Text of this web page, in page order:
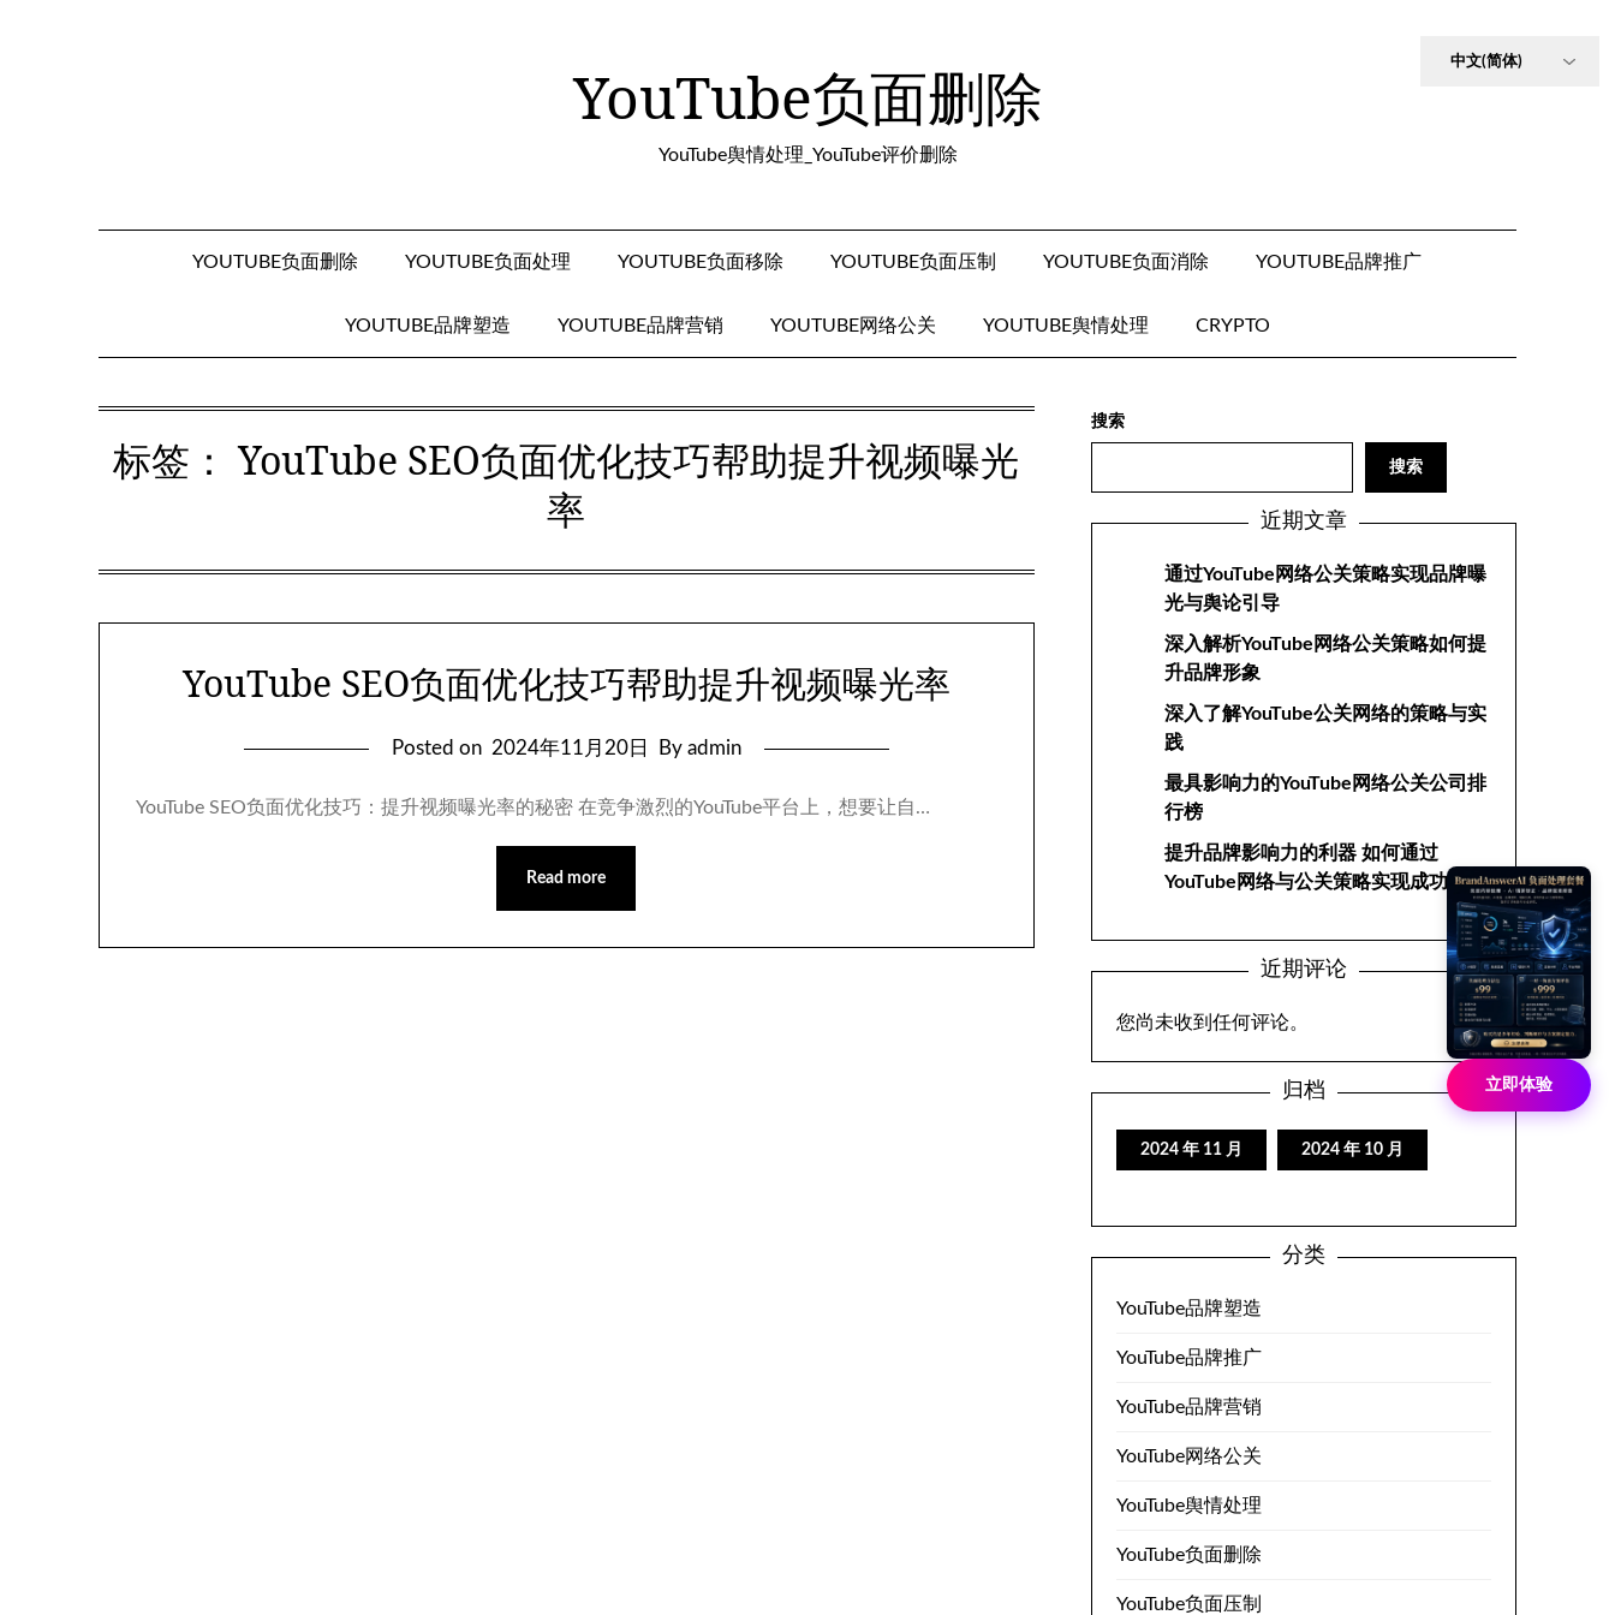
YouTube负面删除
YouTube舆情处理_YouTube评价删除
YOUTUBE负面删除 YOUTUBE负面处理 YOUTUBE负面移除 YOUTUBE负面压制 YOUTUBE负面消除 YOUTUBE品牌推广
YOUTUBE品牌塑造 YOUTUBE品牌营销 YOUTUBE网络公关 YOUTUBE舆情处理 CRYPTO
标签：YouTube SEO负面优化技巧帮助提升视频曝光
率
YouTube SEO负面优化技巧帮助提升视频曝光率
Posted on 2024年11月20日 By admin
YouTube SEO负面优化技巧：提升视频曝光率的秘密 在竞争激烈的YouTube平台上，想要让自…
Read more
搜索
搜索
近期文章
通过YouTube网络公关策略实现品牌曝
光与舆论引导
深入解析YouTube网络公关策略如何提
升品牌形象
深入了解YouTube公关网络的策略与实
践
最具影响力的YouTube网络公关公司排
行榜
提升品牌影响力的利器 如何通过
YouTube网络与公关策略实现成功
近期评论
您尚未收到任何评论。
归档
2024 年 11 月 2024 年 10 月
分类
YouTube品牌塑造
YouTube品牌推广
YouTube品牌营销
YouTube网络公关
YouTube舆情处理
YouTube负面删除
YouTube负面压制
立即体验